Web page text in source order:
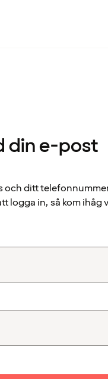
din e-post
och ditt
logga in, så kom ihåg